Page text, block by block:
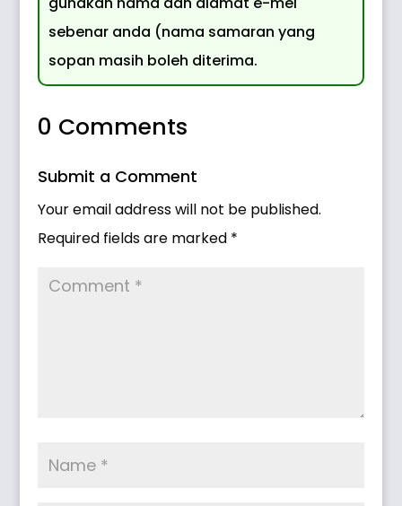
sebenar anda (nama samaran yang
sopan masih boleh diterima.
0 Comments
Submit a Comment
Your email address will not be published.
Required fields are marked *